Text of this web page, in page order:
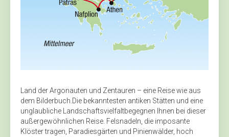
Land der Argonauten und Zentauren – eine Reise wie aus
dem Bilderbuch.Die bekanntesten antiken Stätten und eine
unglaubliche Landschaftsvielfaltbegegnen Ihnen bei dieser
außergewöhnlichen Reise. Felsnadeln, die imposante
Klöster tragen, Paradiesgärten und Pinienwälder, hoch